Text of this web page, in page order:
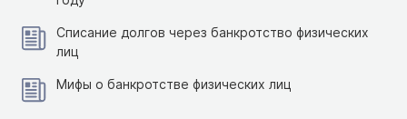
Списание долгов через банкротство физических
лиц
Мифы о банкротстве физических лиц